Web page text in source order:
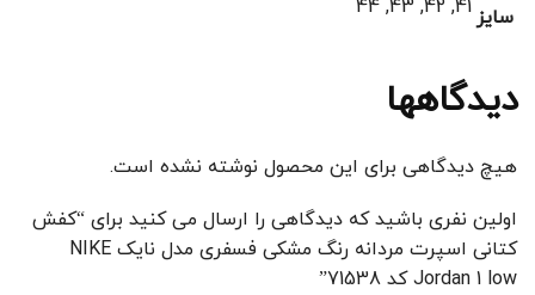
سایز 41, 42, 43, 44
دیدگاهها
هیچ دیدگاهی برای این محصول نوشته نشده است.
اولین نفری باشید که دیدگاهی را ارسال می کنید برای “کفش
کتانی اسپرت مردانه رنگ مشکی فسفری مدل نایک NIKE
Jordan 1 low کد 71538”